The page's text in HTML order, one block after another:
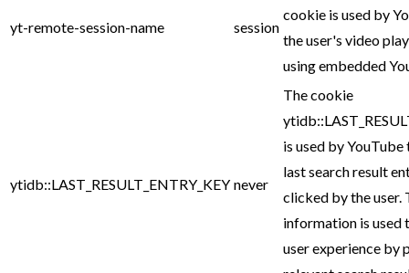
yt-remote-session-name session
cookie is used by
the user's video
using embedded
ytidb::LAST_RESULT_ENTRY_KEY never
The cookie
is used by
last search result
clicked by the user.
information is used
user experience by